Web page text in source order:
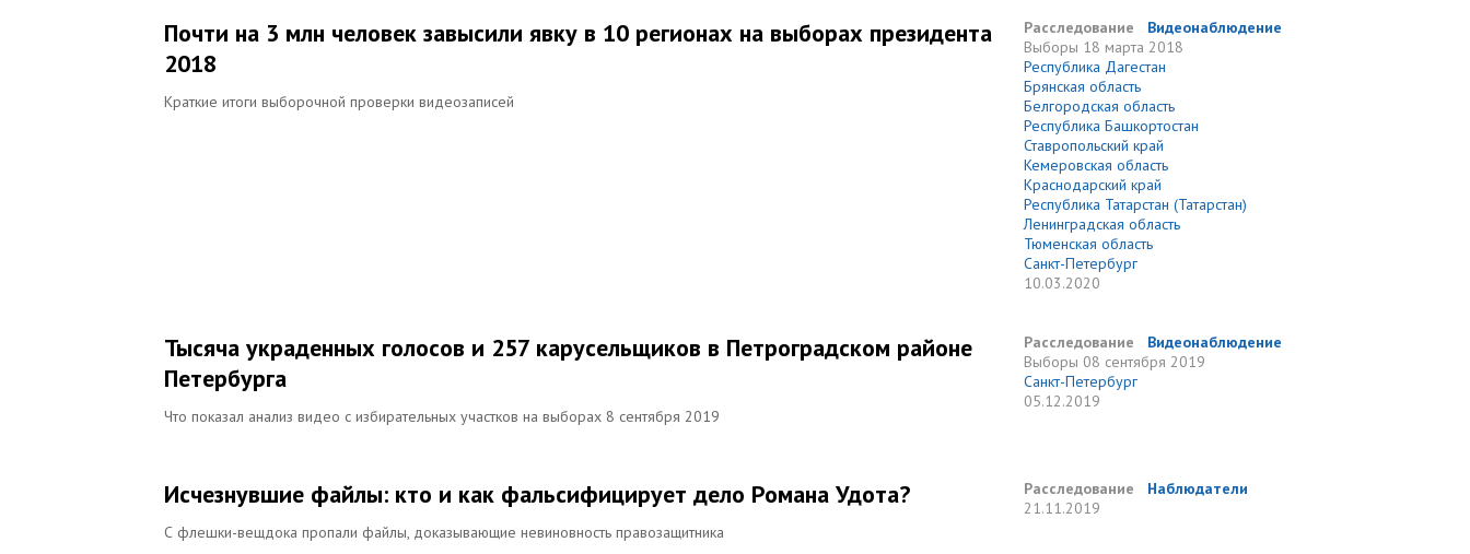
Почти на 3 млн человек завысили явку в 10 регионах на выборах президента
2018
Краткие итоги выборочной проверки видеозаписей
Расследование
Видеонаблюдение
Выборы 18 марта 2018
Республика Дагестан
Брянская область
Белгородская область
Республика Башкортостан
Ставропольский край
Кемеровская область
Краснодарский край
Республика Татарстан (Татарстан)
Ленинградская область
Тюменская область
Санкт-Петербург
10.03.2020
Тысяча украденных голосов и 257 карусельщиков в Петроградском районе
Петербурга
Что показал анализ видео с избирательных участков на выборах 8 сентября 2019
Расследование
Видеонаблюдение
Выборы 08 сентября 2019
Санкт-Петербург
05.12.2019
Исчезнувшие файлы: кто и как фальсифицирует дело Романа Удота?
С флешки-вещдока пропали файлы, доказывающие невиновность правозащитника
Расследование
Наблюдатели
21.11.2019